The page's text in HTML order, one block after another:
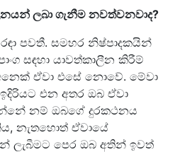
ලබා ගැනීම නවත්වනවාද?
පවතී. සමහර නිෂ්පාදකයින්
සඳහා යාවත්කාලීන කිරීම්
ඒවා එසේ නොවේ. මේවා
එන අතර ඔබ ඒවා
නම් ඔබගේ දුරකථනය
නැතහොත් ඒවායේ
ලැබීමට පෙර ඔබ අතින් ඉවත්